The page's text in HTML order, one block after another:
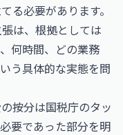
る必要があります。
は、根拠としては
何時間、どの業務
う具体的な実態を問
按分は国税庁のタッ
要であった部分を明